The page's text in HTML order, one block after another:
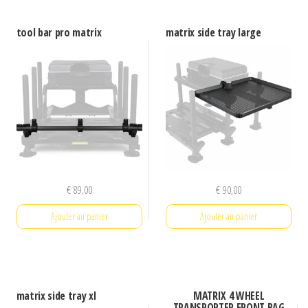
plusieurs
Les
options
peuvent
être
choisies
la
page
du
tool bar pro matrix
€89,00
Ajouter au panier
matrix side tray large
€90,00
Ajouter au panier
matrix side tray xl MATRIX 4 WHEEL